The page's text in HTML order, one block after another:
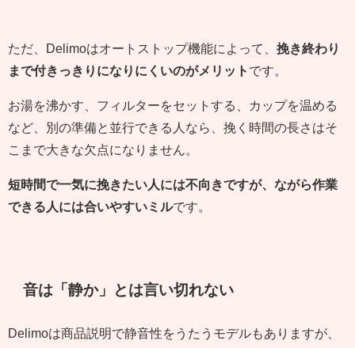
ただ、Delimoはオートストップ機能によって、 挽き終わり
まで付きっきりになりにくいのがメリット です。
お湯を沸かす、フィルターをセットする、カップを温める
など、別の準備と並行できる人なら、挽く時間の長さはそ
こまで大きな欠点になりません。
短時間で一気に挽きたい人には不向きですが、ながら作業
できる人には合いやすいミルです。
音は「静か」とは言い切れない
Delimoは商品説明で静音性をうたうモデルもありますが、